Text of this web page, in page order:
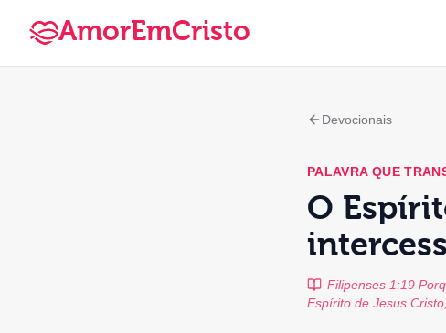
AmorEmCristo
Devocionais
PALAVRA QUE
O
Filipenses 1:19
Espírito de Jesus Cristo,